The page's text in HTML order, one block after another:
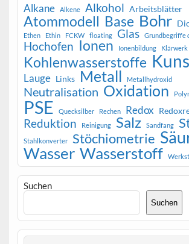
Alkane Alkene Alkohol Arbeitsblätter
Atommodell Base Bohr
Ethen Ethin FCKW floating Glas Grundbegriffe
Hochofen Ionen Ionenbildung Klärwerk
Kohlenwasserstoffe
Lauge Links Metall Metallhydroxid
Neutralisation Oxidation
PSE Quecksilber Rechen Redox
Reduktion Reinigung Salz Sandfang
Stahlkonverter Stöchiometrie
Wasser Wasserstoff
Suchen
Suchen